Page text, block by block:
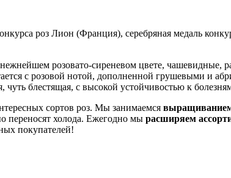
роз Лион (Франция), серебряная медаль
розовато-сиреневом цвете, чашевидные,
с розовой нотой, дополненной грушевыми и
блестящая, с высокой устойчивостью к
сортов роз. Мы занимаемся выращиванием
переносят холода. Ежегодно мы расширяем
покупателей!